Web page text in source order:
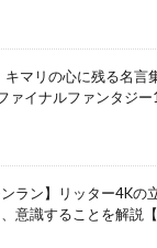
キマリの心に残る名
ァイナルファンタジー
ンラン】リッター4Kの
意識することを解説【